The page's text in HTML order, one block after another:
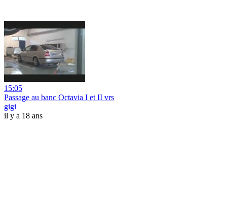
15:05
Passage au banc Octavia I et II vrs
gigi
il y a 18 ans